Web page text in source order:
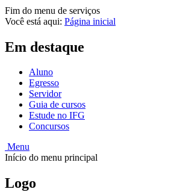
Fim do menu de serviços
Você está aqui: Página inicial
Em destaque
Aluno
Egresso
Servidor
Guia de cursos
Estude no IFG
Concursos
Menu
Início do menu principal
Logo